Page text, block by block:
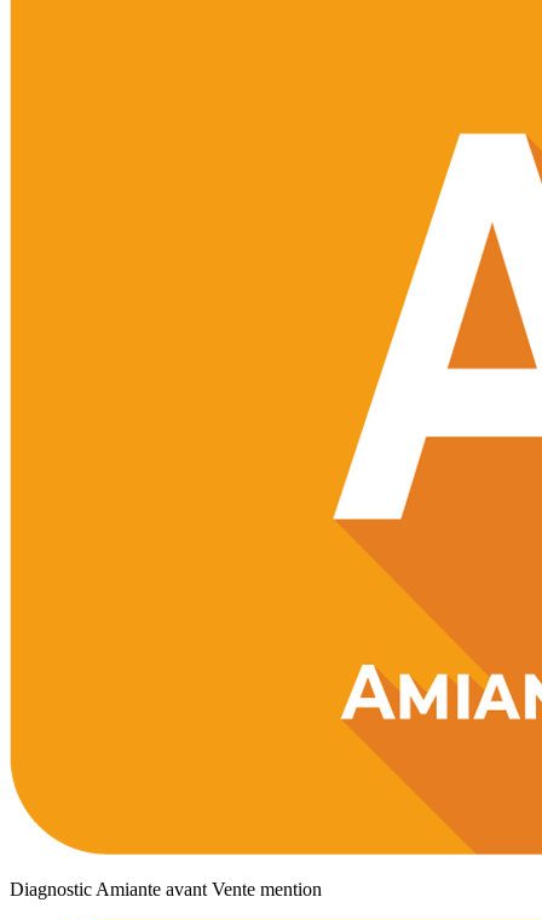
Diagnostic Amiante avant Vente mention